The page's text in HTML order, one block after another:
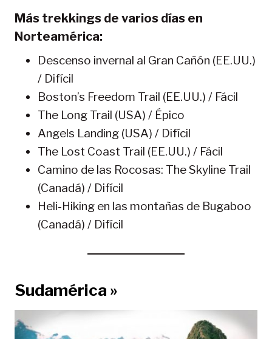
Más trekkings de varios días en
Norteamérica:
Descenso invernal al Gran Cañón (EE.UU.)
/ Difícil
Boston’s Freedom Trail (EE.UU.) / Fácil
The Long Trail (USA) / Épico
Angels Landing (USA) / Difícil
The Lost Coast Trail (EE.UU.) / Fácil
Camino de las Rocosas: The Skyline Trail
(Canadá) / Difícil
Heli-Hiking en las montañas de Bugaboo
(Canadá) / Difícil
Sudamérica »